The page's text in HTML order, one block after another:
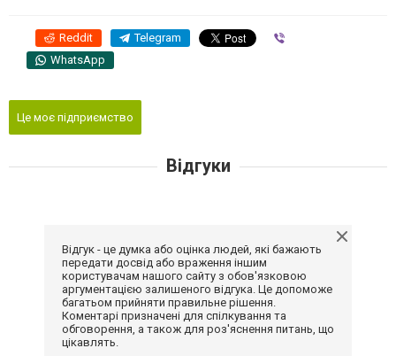
Reddit Telegram
WhatsApp
Це моє підприємство
Відгуки
Відгук - це думка або оцінка людей, які бажають
передати досвід або враження іншим
користувачам нашого сайту з обов'язковою
аргументацією залишеного відгука. Це допоможе
багатьом прийняти правильне рішення.
Коментарі призначені для спілкування та
обговорення, а також для роз'яснення питань, що
цікавлять.